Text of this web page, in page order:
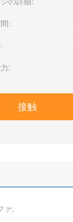
:
:
接触
ァ: